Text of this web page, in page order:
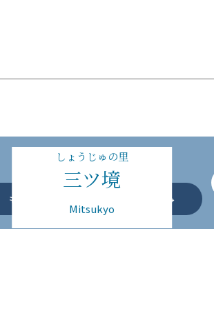
2022年に開設されたばかりの
看多機を提供する最も新しい特養
もっと詳しく見る
しょうじゅの里
三ツ境
Mitsukyo